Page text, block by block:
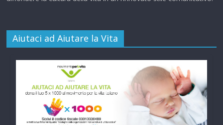
Aiutaci ad Aiutare la Vita